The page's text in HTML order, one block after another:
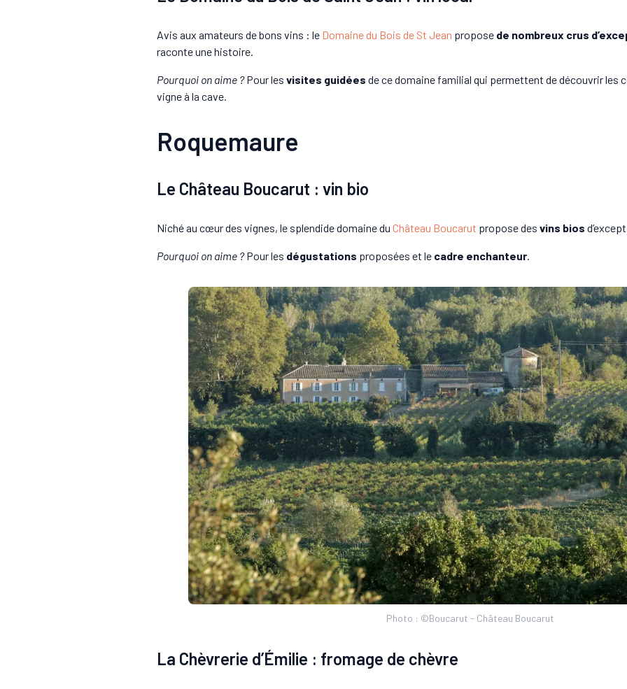
Avis aux amateurs de bons vins : le Domaine du Bois de St Jean propose de nombreux crus
raconte une histoire.
Pourquoi on aime ?Pour les visites guidées de ce domaine familial qui permettent de découvrir les
vigne à la cave.
Roquemaure
Le Château Boucarut : vin bio
Niché au cœur des vignes, le splendide domaine du Château Boucarut propose des vins bios
Pourquoi on aime ?Pour les dégustations proposées et le cadre enchanteur.
Photo : ©Boucarut - Château Boucarut
La Chèvrerie d’Émilie : fromage de chèvre